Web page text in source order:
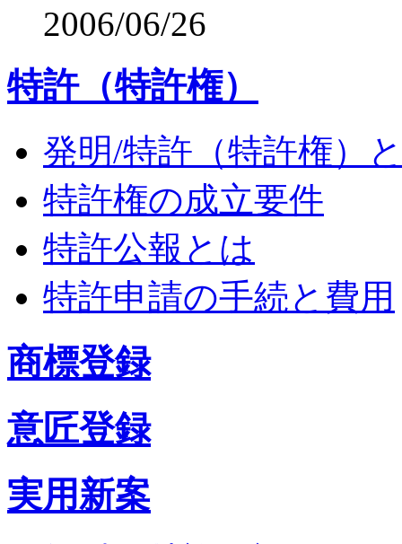
2006/06/26
特許（特許権）
発明/特許（特許権）
特許権の成立要件
特許公報とは
特許申請の手続と費用
商標登録
意匠登録
実用新案